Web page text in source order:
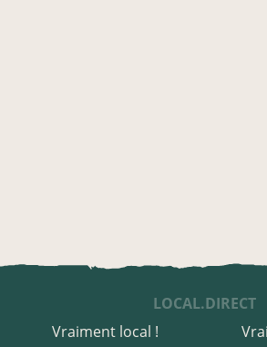
LOCAL.DIRECT
Vraiment local !